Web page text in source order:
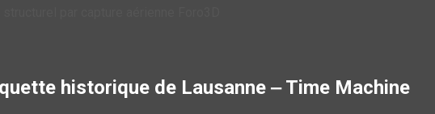
historique de Lausanne ‒ Time Machine